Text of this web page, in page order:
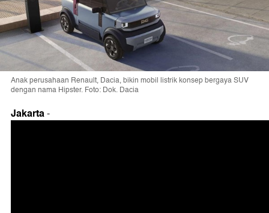
Anak perusahaan Renault, Dacia, bikin mobil listrik konsep bergaya SUV
dengan nama Hipster. Foto: Dok. Dacia
Jakarta-